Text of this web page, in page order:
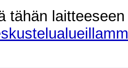
tähän